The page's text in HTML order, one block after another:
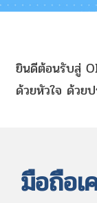
ยินดีต้อนรับสู่
ด้วยหัวใจ ด้วย
มือถือเ